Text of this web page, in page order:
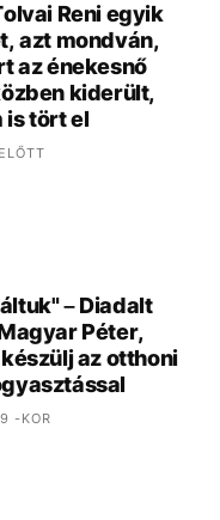
Reni egyik
azt mondván,
az énekesnő
kiderült,
is tört el
– Diadalt
Péter,
az otthoni
-KOR